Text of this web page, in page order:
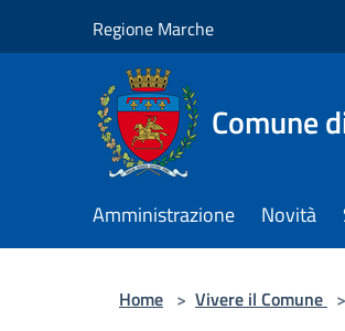
Regione Marche
Comune
Amministrazione Novità
Home > Vivere il Comune >